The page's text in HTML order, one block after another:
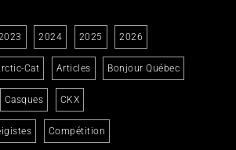
2024 2025 2026
Cat Articles Bonjour Québec
Casques CKX
Compétition